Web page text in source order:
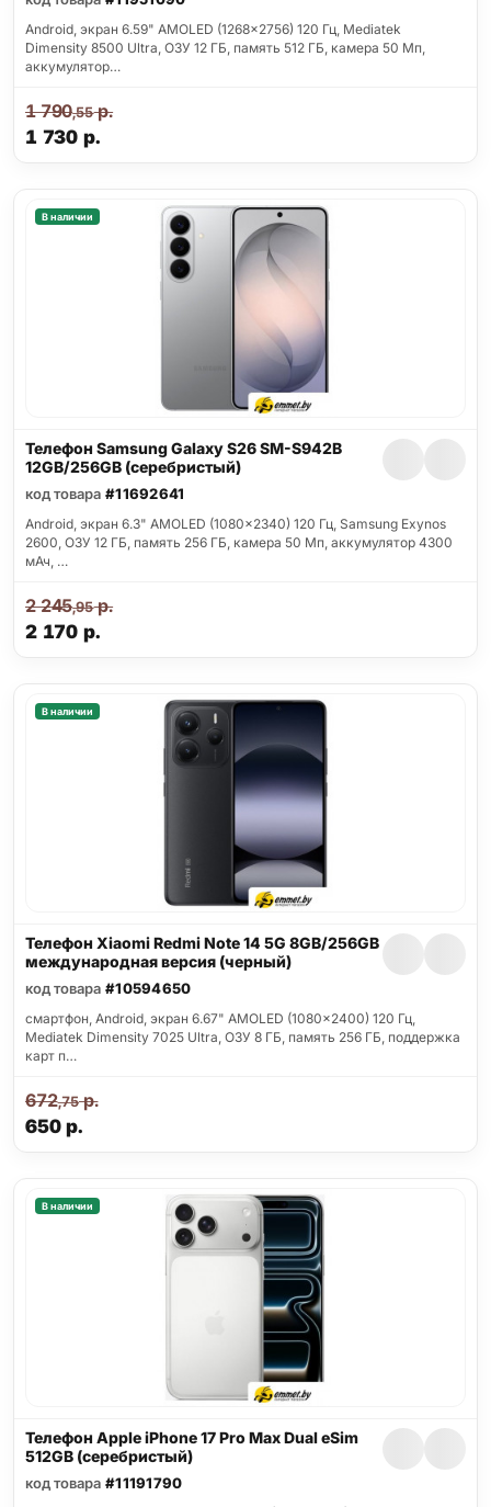
Android, экран 6.59" AMOLED (1268x2756) 120 Гц, Mediatek
Dimensity 8500 Ultra, ОЗУ 12 ГБ, память 512 ГБ, камера 50 Мп,
аккумулятор…
1 730 р.
1 790,55р.
В наличии
Телефон Samsung Galaxy S26 SM-S942B
12GB/256GB (серебристый)
код товара #11692641
Android, экран 6.3" AMOLED (1080x2340) 120 Гц, Samsung Exynos
2600, ОЗУ 12 ГБ, память 256 ГБ, камера 50 Мп, аккумулятор 4300
мАч, …
2 170 р.
2 245,95р.
В наличии
Телефон Xiaomi Redmi Note 14 5G 8GB/256GB
международная версия (черный)
код товара #10594650
смартфон, Android, экран 6.67" AMOLED (1080x2400) 120 Гц,
Mediatek Dimensity 7025 Ultra, ОЗУ 8 ГБ, память 256 ГБ, поддержка
карт п…
650р.
672,75р.
В наличии
Телефон Apple iPhone 17 Pro Max Dual eSim
512GB (серебристый)
код товара #11191790